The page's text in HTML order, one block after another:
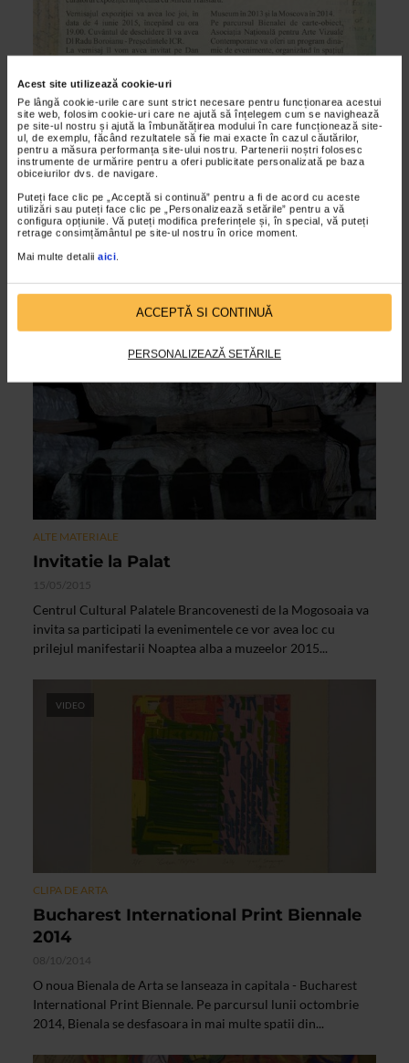
Acest site utilizează cookie-uri
Pe lângă cookie-urile care sunt strict necesare pentru funcționarea acestui
site web, folosim cookie-uri care ne ajută să înțelegem cum se navighează
pe site-ul nostru și ajută la îmbunătățirea modului în care funcționează site-
ul, de exemplu, făcând rezultatele să fie mai exacte în cazul căutărilor,
pentru a măsura performanța site-ului nostru. Partenerii noștri folosesc
instrumente de urmărire pentru a oferi publicitate personalizată pe baza
obiceiurilor dvs. de navigare.
Puteți face clic pe „Acceptă si continuă” pentru a fi de acord cu aceste
utilizări sau puteți face clic pe „Personalizează setările” pentru a vă
configura opțiunile. Vă puteți modifica preferințele și, în special, vă puteți
retrage consimțământul pe site-ul nostru în orice moment.
Mai multe detalii aici.
ACCEPTĂ SI CONTINUĂ
PERSONALIZEAZĂ SETĂRILE
ALTE MATERIALE
EIBAB – BIENALA de CARTE – OBIECT,
BUCURESTI 2015
08/06/2015
EIBAB, BIENALA DE CARTE – OBIECT – BUCURESTI 2015
este organizata in acest an de catre ANAV – Asociatia
cultural...
ALTE MATERIALE
Invitatie la Palat
15/05/2015
Centrul Cultural Palatele Brancovenesti de la Mogosoaia va
invita sa participati la evenimentele ce vor avea loc cu
prilejul manifestarii Noaptea alba a muzeelor 2015...
VIDEO
CLIPA DE ARTA
Bucharest International Print Biennale
2014
08/10/2014
O noua Bienala de Arta se lanseaza in capitala - Bucharest
International Print Biennale. Pe parcursul lunii octombrie
2014, Bienala se desfasoara in mai multe spatii din...